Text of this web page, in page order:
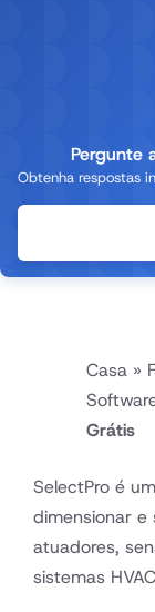
Pergunte
Obtenha respostas
Casa »
Grátis
SelectPro é
dimensionar e
atuadores,
sistemas